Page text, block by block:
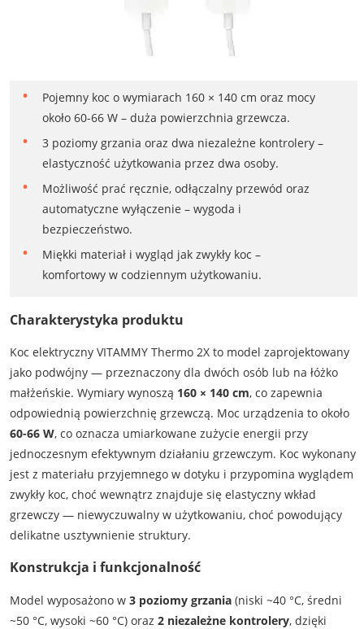
Pojemny koc o wymiarach 160 × 140 cm oraz mocy
około 60-66 W – duża powierzchnia grzewcza.
3 poziomy grzania oraz dwa niezależne kontrolery –
elastyczność użytkowania przez dwa osoby.
Możliwość prać ręcznie, odłączalny przewód oraz
automatyczne wyłączenie – wygoda i
bezpieczeństwo.
Miękki materiał i wygląd jak zwykły koc –
komfortowy w codziennym użytkowaniu.
Charakterystyka produktu
Koc elektryczny VITAMMY Thermo 2X to model zaprojektowany
jako podwójny — przeznaczony dla dwóch osób lub na łóżko
małżeńskie. Wymiary wynoszą 160 × 140 cm, co zapewnia
odpowiednią powierzchnię grzewczą. Moc urządzenia to około
60-66 W, co oznacza umiarkowane zużycie energii przy
jednoczesnym efektywnym działaniu grzewczym. Koc wykonany
jest z materiału przyjemnego w dotyku i przypomina wyglądem
zwykły koc, choć wewnątrz znajduje się elastyczny wkład
grzewczy — niewyczuwalny w użytkowaniu, choć powodujący
delikatne usztywnienie struktury.
Konstrukcja i funkcjonalność
Model wyposażono w 3 poziomy grzania(niski ~40 °C, średni
~50 °C, wysoki ~60 °C) oraz 2 niezależne kontrolery, dzięki